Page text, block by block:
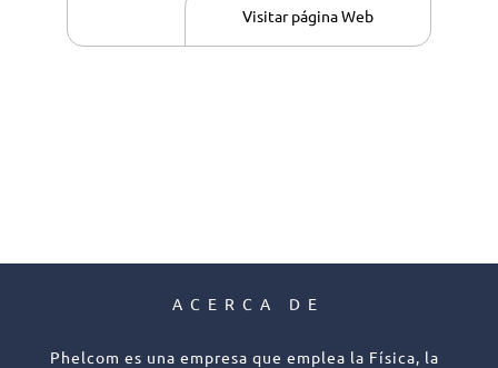
Visitar página Web
ACERCA DE
Phelcom es una empresa que emplea la Física, la